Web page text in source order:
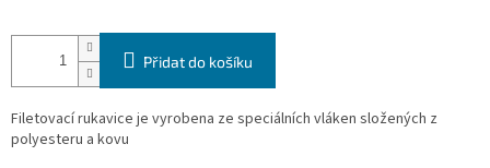
Přidat do košíku
Filetovací rukavice je vyrobena ze speciálních vláken složených z
polyesteru a kovu